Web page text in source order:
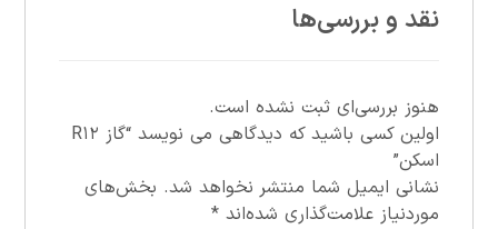
نقد و بررسی‌ها
هنوز بررسی‌ای ثبت نشده است.
اولین کسی باشید که دیدگاهی می نویسد “گاز R۱۲
اسکن”
نشانی ایمیل شما منتشر نخواهد شد. بخش‌های
موردنیاز علامت‌گذاری شده‌اند*